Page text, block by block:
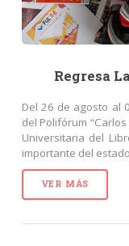
Regresa
Del 26 de agosto al
del Polifórum
Universitaria del
importante del
VER MÁS